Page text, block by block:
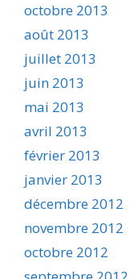
octobre 2013
août 2013
juillet 2013
juin 2013
mai 2013
avril 2013
février 2013
janvier 2013
décembre 2012
novembre 2012
octobre 2012